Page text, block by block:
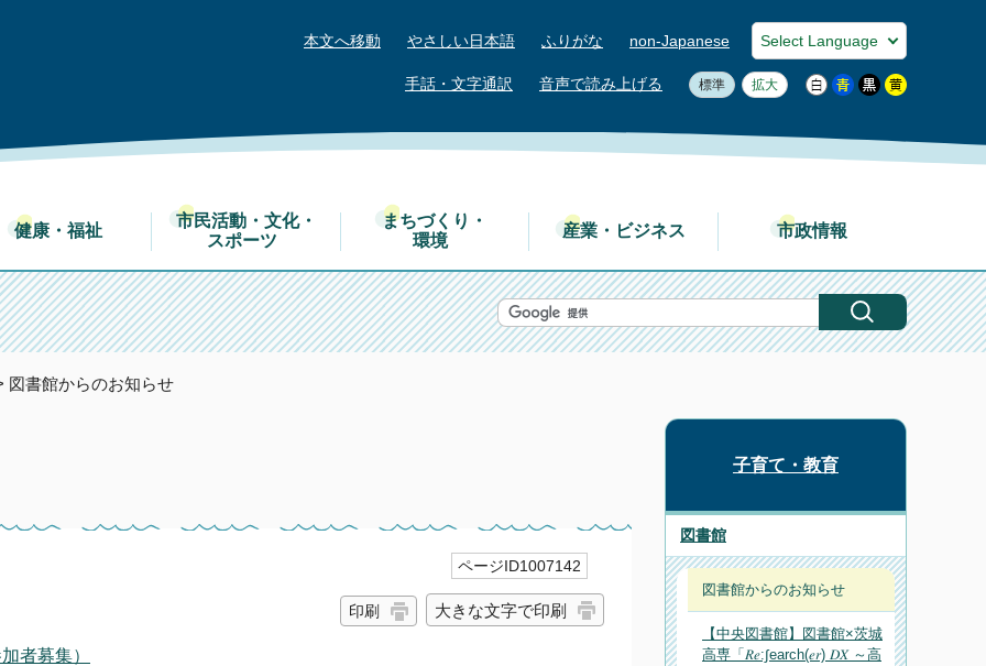
本文へ移動 やさしい日本語 ふりがな non-Japanese
手話・文字通訳 音声で読み上げる 標準 拡大
健康・福祉
市民活動・文化・
スポーツ
まちづくり・
環境
産業・ビジネス 市政情報
図書館からのお知らせ
ページID1007142
印刷 大きな文字で印刷
者募集）
子育て・教育
図書館
図書館からのお知らせ
【中央図書館】図書館×茨城
高専「𝑅𝑒:∫earch(𝑒𝑟) 𝐷𝑋 ～高